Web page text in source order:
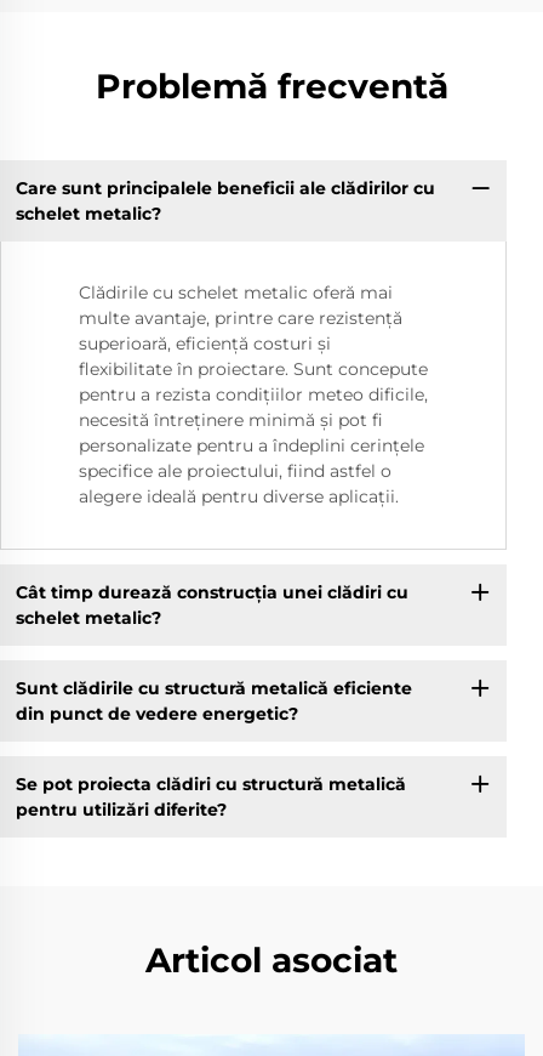
Problemă frecventă
Care sunt principalele beneficii ale clădirilor cu
schelet metalic?
Clădirile cu schelet metalic oferă mai
multe avantaje, printre care rezistență
superioară, eficiență costuri și
flexibilitate în proiectare. Sunt concepute
pentru a rezista condițiilor meteo dificile,
necesită întreținere minimă și pot fi
personalizate pentru a îndeplini cerințele
specifice ale proiectului, fiind astfel o
alegere ideală pentru diverse aplicații.
Cât timp durează construcția unei clădiri cu
schelet metalic?
Sunt clădirile cu structură metalică eficiente
din punct de vedere energetic?
Se pot proiecta clădiri cu structură metalică
pentru utilizări diferite?
Articol asociat